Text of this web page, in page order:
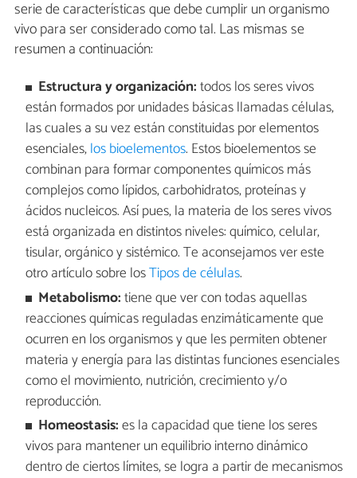
serie de características que debe cumplir un organismo
vivo para ser considerado como tal. Las mismas se
resumen a continuación:
Estructura y organización:todos los seres vivos
están formados por unidades básicas llamadas células,
las cuales a su vez están constituidas por elementos
esenciales,los bioelementos. Estos bioelementos se
combinan para formar componentes químicos más
complejos como lípidos, carbohidratos, proteínas y
ácidos nucleicos. Así pues, la materia de los seres vivos
está organizada en distintos niveles: químico, celular,
tisular, orgánico y sistémico. Te aconsejamos ver este
otro artículo sobre losTipos de células.
Metabolismo:tiene que ver con todas aquellas
reacciones químicas reguladas enzimáticamente que
ocurren en los organismos y que les permiten obtener
materia y energía para las distintas funciones esenciales
como el movimiento, nutrición, crecimiento y/o
reproducción.
Homeostasis:es la capacidad que tiene los seres
vivos para mantener un equilibrio interno dinámico
dentro de ciertos límites, se logra a partir de mecanismos